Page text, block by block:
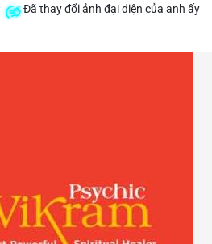
Đã thay đổi ảnh đại diện của anh ấy